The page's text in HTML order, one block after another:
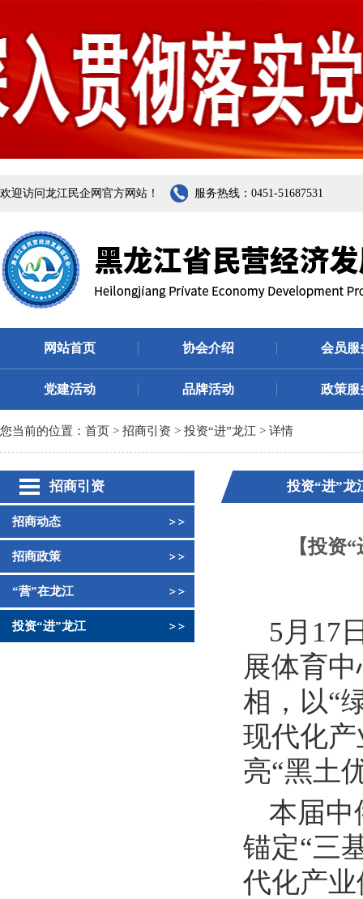
欢迎访问龙江民企网官方网站！ 服务热线：0451-51687531
网站首页 协会介绍 会员服
党建活动 品牌活动 政策服
您当前的位置： 首页 > 招商引资 > 投资“进”龙江 > 详情
招商引资
招商动态
招商政策
“营”在龙江
投资“进”龙江
投资“进”龙
【投资
5月17
展体育
相，以“
现代化
亮“黑土
本届中
锚定“三
代化产